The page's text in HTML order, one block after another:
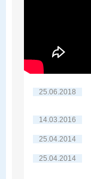
25.06.2018
14.03.2016
25.04.2014
25.04.2014